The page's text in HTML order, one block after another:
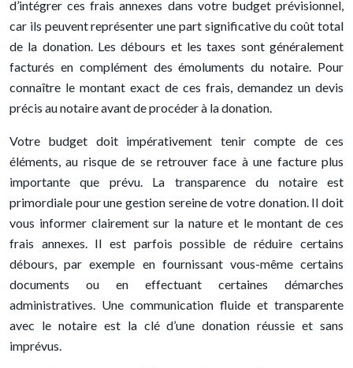
d’intégrer ces frais annexes dans votre budget prévisionnel,
car ils peuvent représenter une part significative du coût total
de la donation. Les débours et les taxes sont généralement
facturés en complément des émoluments du notaire. Pour
connaître le montant exact de ces frais, demandez un devis
précis au notaire avant de procéder à la donation.
Votre budget doit impérativement tenir compte de ces
éléments, au risque de se retrouver face à une facture plus
importante que prévu. La transparence du notaire est
primordiale pour une gestion sereine de votre donation. Il doit
vous informer clairement sur la nature et le montant de ces
frais annexes. Il est parfois possible de réduire certains
débours, par exemple en fournissant vous-même certains
documents ou en effectuant certaines démarches
administratives. Une communication fluide et transparente
avec le notaire est la clé d’une donation réussie et sans
imprévus.